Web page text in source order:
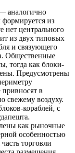
аналогично
из
нет центрального
из двух типовых
и связующего
Общественные
тогда как блоки-
Предусмотрены
в
свежему воздуху.
кораблей, с
как рыночные
особенностью
торговли